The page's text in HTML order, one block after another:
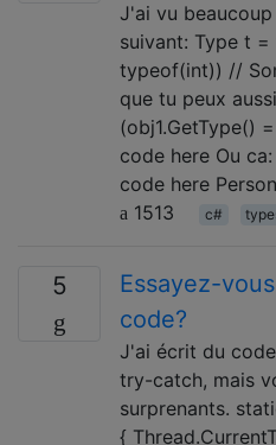
J'ai vu
suivant: Type t
typeof(int)) //
que tu peux
(obj1.GetType()
code here Ou
code here
1513
c#
5
Essayez-
code?
J'ai écrit du
try-catch, mais
surprenants.
{